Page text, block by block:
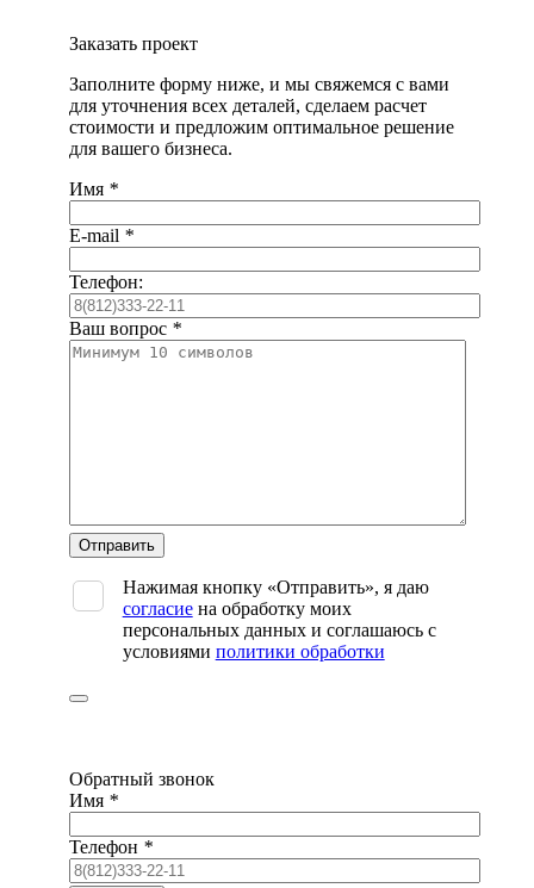
Заказать проект
Заполните форму ниже, и мы свяжемся с вами
для уточнения всех деталей, сделаем расчет
стоимости и предложим оптимальное решение
для вашего бизнеса.
Имя *
E-mail *
Телефон:
Ваш вопрос *
Оставьте
это
поле
пустым.
Нажимая кнопку «Отправить», я даю
согласиена обработку моих
персональных данных и соглашаюсь с
условиями политики обработки
Обратный звонок
Имя *
Телефон *